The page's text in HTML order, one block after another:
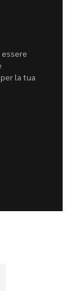
la tua